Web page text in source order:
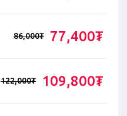
86,000₮ 77,400₮
122,000₮ 109,800₮